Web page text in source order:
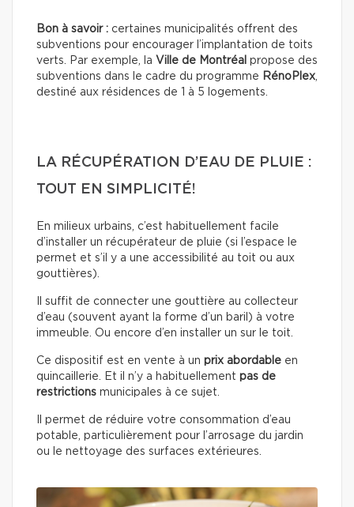
Bon à savoir : certaines municipalités offrent des
subventions pour encourager l’implantation de toits
verts. Par exemple, la Ville de Montréal propose des
subventions dans le cadre du programme RénoPlex,
destiné aux résidences de 1 à 5 logements.
LA RÉCUPÉRATION D’EAU DE PLUIE :
TOUT EN SIMPLICITÉ!
En milieux urbains, c’est habituellement facile
d’installer un récupérateur de pluie (si l’espace le
permet et s’il y a une accessibilité au toit ou aux
gouttières).
Il suffit de connecter une gouttière au collecteur
d’eau (souvent ayant la forme d’un baril) à votre
immeuble. Ou encore d’en installer un sur le toit.
Ce dispositif est en vente à un prix abordable en
quincaillerie. Et il n’y a habituellement pas de
restrictions municipales à ce sujet.
Il permet de réduire votre consommation d’eau
potable, particulièrement pour l’arrosage du jardin
ou le nettoyage des surfaces extérieures.